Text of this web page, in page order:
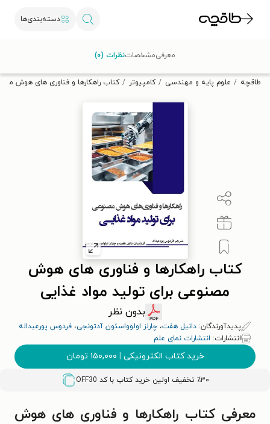
دسته‌بندی‌ها
تخفیف از طاقچه دریافت کن.
طاقچه علوم پایه و مهندسی کامپیوتر کتاب راهکارها و فناوری های هوش
کتاب راهکارها و فناوری های هوش
مصنوعی برای تولید مواد غذایی
بدون نظر
پدیدآورندگان: دانیل هفت، چارلز اولوواسئون آدتونجی، فردوس پورعبداله
انتشارات: انتشارات نمای علم
خرید کتاب الکترونیکی | ۱۵۰,۰۰۰ تومان
٪۳۰ تخفیف اولین خرید کتاب با کد OFF30
معرفیمشخصاتنظرات (۰)
معرفی کتاب راهکارها و فناوری های هوش